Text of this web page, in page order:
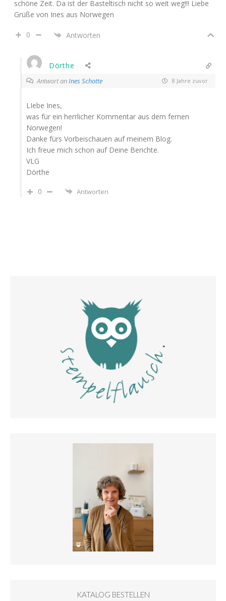
schöne Zeit. Da ist der Basteltisch nicht so weit weg!!! Liebe
Grüße von Ines aus Norwegen
0 Antworten
Dörthe
Antwort anInes Schotte 8 Jahre zuvor
LIebe Ines,
was für ein herrlicher Kommentar aus dem fernen
Norwegen!
Danke fürs Vorbeischauen auf meinem Blog.
Ich freue mich schon auf Deine Berichte.
VLG
Dörthe
0
Antworten
KATALOG BESTELLEN